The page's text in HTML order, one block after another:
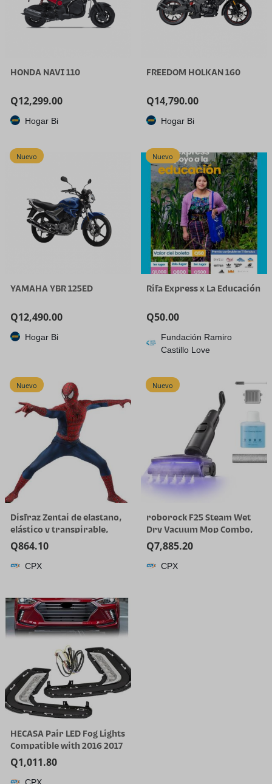
HONDA NAVI 110
Q12,299.00
Hogar Bi
FREEDOM HOLKAN 160
Q14,790.00
Hogar Bi
Nuevo
YAMAHA YBR 125ED
Q12,490.00
Hogar Bi
Nuevo
Rifa Express x La Educación
Q50.00
Fundación Ramiro
Castillo Love
Nuevo
Disfraz Zentai de elastano,
elástico y transpirable,
para Halloween y cosplay
Q864.10
CPX
Nuevo
roborock F25 Steam Wet
Dry Vacuum Mop Combo,
356°F Cordless Steam
Cleaner | 25000 Pa Suction
for Hard Floor, 203°F Self-
Q7,885.20
CPX
HECASA Pair LED Fog Lights
Compatible with 2016 2017
2018 Hyundai Elantra Sixth
Generation DRL
Replacement for
Q1,011.80
CPX